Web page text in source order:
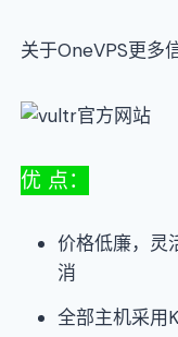
关于OneVPS更多
优 点：
价格低廉，灵
消
全部主机采用